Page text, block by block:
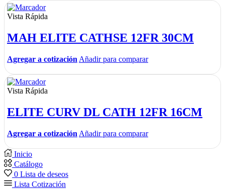
Vista Rápida
MAH ELITE CATHSE 12FR 30CM
Agregar a cotización Añadir para comparar
Vista Rápida
ELITE CURV DL CATH 12FR 16CM
Agregar a cotización Añadir para comparar
Inicio
Catálogo
0 Lista de deseos
Lista Cotización